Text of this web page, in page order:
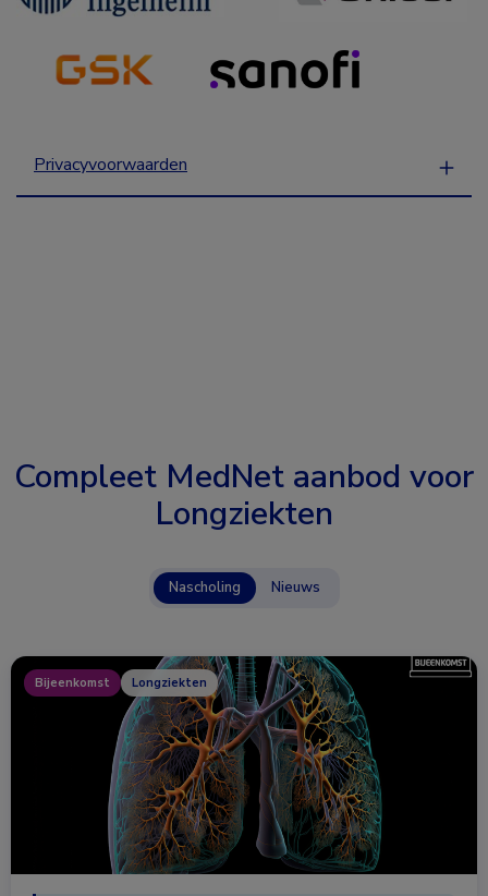
Privacyvoorwaarden
Compleet MedNet aanbod voor
Longziekten
Nascholing Nieuws
Bijeenkomst Longziekten